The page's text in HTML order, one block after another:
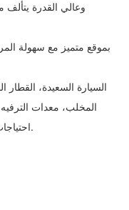
وعالي القدرة
المخلب، معدات
احتياجات، يرجى الاتصال بنا في أقرب وقت ممكن.